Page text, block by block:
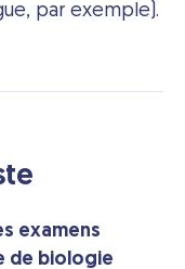
par exemple).
examens
de biologie